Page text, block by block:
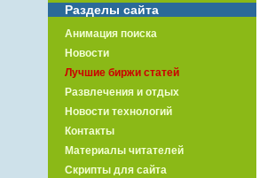
Разделы сайта
Анимация поиска
Новости
Лучшие биржи статей
Развлечения и отдых
Новости технологий
Контакты
Материалы читателей
Скрипты для сайта